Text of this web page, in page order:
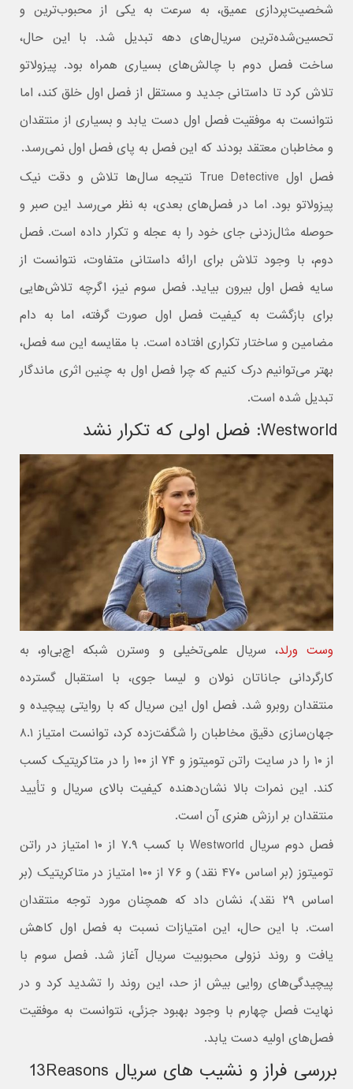
شخصیت‌پردازی عمیق، به سرعت به یکی از محبوب‌ترین و
تحسین‌شده‌ترین سریال‌های دهه تبدیل شد. با این حال،
ساخت فصل دوم با چالش‌های بسیاری همراه بود. پیزولاتو
تلاش کرد تا داستانی جدید و مستقل از فصل اول خلق کند، اما
نتوانست به موفقیت فصل اول دست یابد و بسیاری از منتقدان
و مخاطبان معتقد بودند که این فصل به پای فصل اول نمی‌رسد.
فصل اول True Detective نتیجه‌ سال‌ها تلاش و دقت نیک
پیزولاتو بود. اما در فصل‌های بعدی، به نظر می‌رسد این صبر و
حوصله‌ مثال‌زدنی جای خود را به عجله و تکرار داده است. فصل
دوم، با وجود تلاش برای ارائه داستانی متفاوت، نتوانست از
سایه‌ فصل اول بیرون بیاید. فصل سوم نیز، اگرچه تلاش‌هایی
برای بازگشت به کیفیت فصل اول صورت گرفته، اما به دام
مضامین و ساختار تکراری افتاده است. با مقایسه‌ این سه فصل،
بهتر می‌توانیم درک کنیم که چرا فصل اول به چنین اثری ماندگار
تبدیل شده است.
Westworld: فصل اولی که تکرار نشد
وست ورلد، سریال علمی‌تخیلی و وسترن شبکه‌ اچ‌بی‌او، به
کارگردانی جاناتان نولان و لیسا جوی، با استقبال گسترده‌
منتقدان روبرو شد. فصل اول این سریال که با روایتی پیچیده و
جهان‌سازی دقیق مخاطبان را شگفت‌زده کرد، توانست امتیاز ۸.۱
از ۱۰ را در سایت راتن تومیتوز و ۷۴ از ۱۰۰ را در متاکریتیک کسب
کند. این نمرات بالا نشان‌دهنده‌ کیفیت بالای سریال و تأیید
منتقدان بر ارزش هنری آن است.
فصل دوم سریال Westworld با کسب ۷.۹ از ۱۰ امتیاز در راتن
تومیتوز (بر اساس ۴۷۰ نقد) و ۷۶ از ۱۰۰ امتیاز در متاکریتیک (بر
اساس ۲۹ نقد)، نشان داد که همچنان مورد توجه منتقدان
است. با این حال، این امتیازات نسبت به فصل اول کاهش
یافت و روند نزولی محبوبیت سریال آغاز شد. فصل سوم با
پیچیدگی‌های روایی بیش از حد، این روند را تشدید کرد و در
نهایت فصل چهارم با وجود بهبود جزئی، نتوانست به موفقیت
فصل‌های اولیه دست یابد.
بررسی فراز و نشیب های سریال 13Reasons